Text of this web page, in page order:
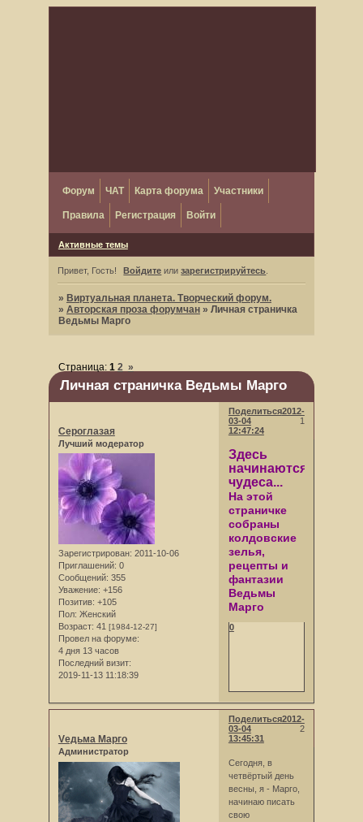
Форум ЧАТ Карта форума Участники
Правила Регистрация Войти
Активные темы
Привет, Гость! Войдите илизарегистрируйтесь
» Виртуальная планета. Творческий форум.
» Авторская проза форумчан » Личная страничка
Ведьмы Марго
Личная страничка Ведьмы Марго
Страница: 1 2 »
Поделиться
1
2012-
03-04
12:47:24
Сероглазая
Лучший модератор
Зарегистрирован: 2011-10-06
Приглашений: 0
Сообщений: 355
Уважение: +156
Позитив: +105
Пол: Женский
Возраст: 41 [1984-12-27]
Провел на форуме:
4 дня 13 часов
Последний визит:
2019-11-13 11:18:39
Здесь
начинаются
чудеса...
На этой
страничке
собраны
колдовские
зелья,
рецепты и
фантазии
Ведьмы
Марго
0
Поделиться
2
2012-
03-04
13:45:31
Vедьма Марго
Администратор
Сегодня, в
четвёртый день
весны, я - Марго,
начинаю писать
свою